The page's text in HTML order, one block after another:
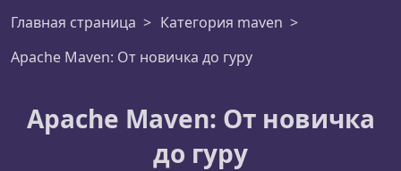
Главная страница
Категория maven
Apache Maven: От новичка до гуру
Apache Maven: От новичка
до гуру